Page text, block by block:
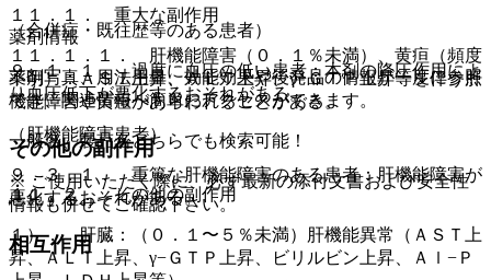
（合併症・既往歴等のある患者）
９．１．１． 過度に血圧の低い患者：本剤の降圧作用によ
り血圧低下が悪化するおそれがある。
（肝機能障害患者）
９．３．１． 重篤な肝機能障害のある患者：肝機能障害が
悪化するおそれがある。
相互作用
１１．１． 重大な副作用
１１．１．１． 肝機能障害（０．１％未満）、黄疸（頻度
不明）：ＡＳＴ上昇、ＡＬＴ上昇、γ−ＧＴＰ上昇等を伴う肝
機能障害や黄疸があらわれることがある。
その他の副作用
１１．２． その他の副作用
１）． 肝臓：（０．１〜５％未満）肝機能異常（ＡＳＴ上
昇、ＡＬＴ上昇、γ−ＧＴＰ上昇、ビリルビン上昇、Ａｌ−Ｐ
薬剤情報
薬剤写真、用法用量、効能効果や後発品の情報が一度に参照
でき、関連情報へ簡単にアクセスができます。
一般名、製品名どちらでも検索可能！
※ ご使用いただく際に、必ず最新の添付文書および安全性
情報も併せてご確認下さい。